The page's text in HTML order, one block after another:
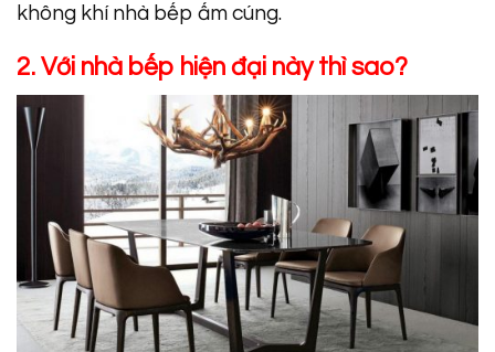
không khí nhà bếp ấm cúng.
2. Với nhà bếp hiện đại này thì sao?